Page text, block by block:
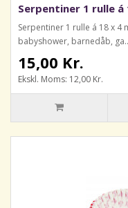
Serpentiner 1 rulle
Serpentiner 1 rulle á 18 x 4
babyshower, barnedåb, ga..
15,00 Kr.
Ekskl. Moms: 12,00 Kr.